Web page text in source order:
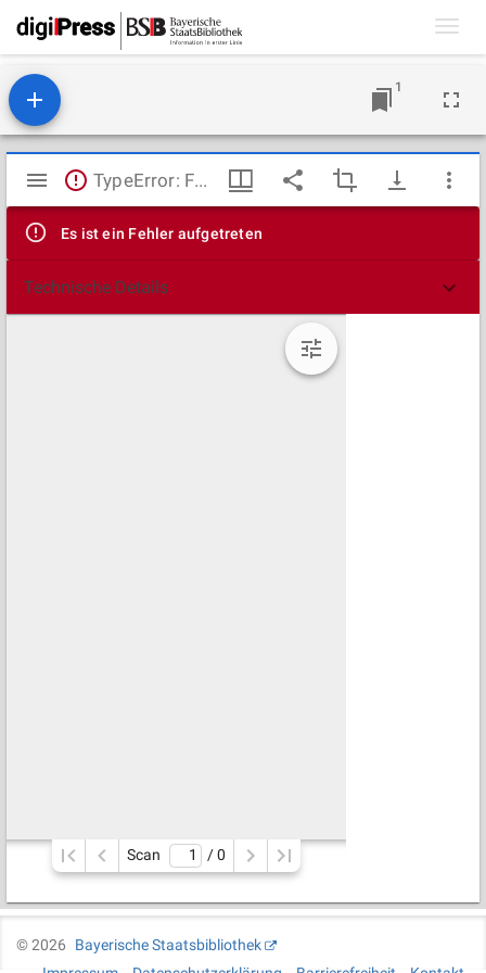
1
Mirador
Viewer
TypeError: Failed to fetch
Es ist ein Fehler aufgetreten
Technische Details
Scan / 0
©2026
Bayerische Staatsbibliothek